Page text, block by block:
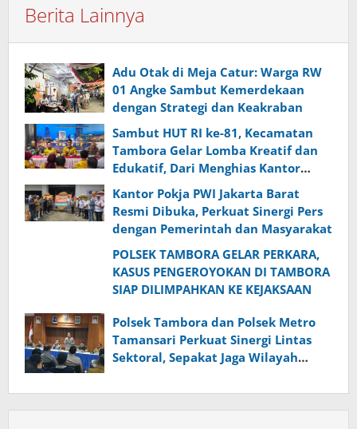
Berita Lainnya
Adu Otak di Meja Catur: Warga RW
01 Angke Sambut Kemerdekaan
dengan Strategi dan Keakraban
Sambut HUT RI ke-81, Kecamatan
Tambora Gelar Lomba Kreatif dan
Edukatif, Dari Menghias Kantor
hingga Pemilahan Sampah
Kantor Pokja PWI Jakarta Barat
Resmi Dibuka, Perkuat Sinergi Pers
dengan Pemerintah dan Masyarakat
POLSEK TAMBORA GELAR PERKARA,
KASUS PENGEROYOKAN DI TAMBORA
SIAP DILIMPAHKAN KE KEJAKSAAN
Polsek Tambora dan Polsek Metro
Tamansari Perkuat Sinergi Lintas
Sektoral, Sepakat Jaga Wilayah